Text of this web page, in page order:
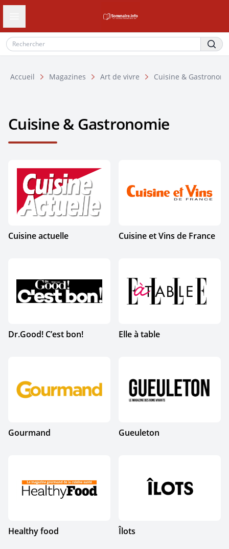
Ouvrir le tiroir de navigation
Accueil Magazines Art de vivre Cuisine &
Cuisine & Gastronomie
Cuisine actuelle Cuisine et Vins de France
Dr.Good! C’est bon! Elle à table
Gourmand Gueuleton
Healthy food Îlots